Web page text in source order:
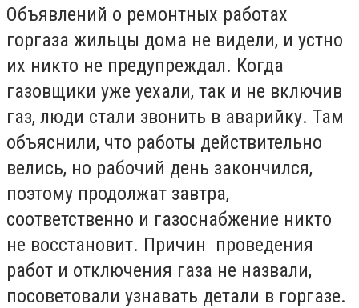
Объявлений о ремонтных работах
горгаза жильцы дома не видели, и устно
их никто не предупреждал. Когда
газовщики уже уехали, так и не включив
газ, люди стали звонить в аварийку. Там
объяснили, что работы действительно
велись, но рабочий день закончился,
поэтому продолжат завтра,
соответственно и газоснабжение никто
не восстановит. Причин проведения
работ и отключения газа не назвали,
посоветовали узнавать детали в горгазе.